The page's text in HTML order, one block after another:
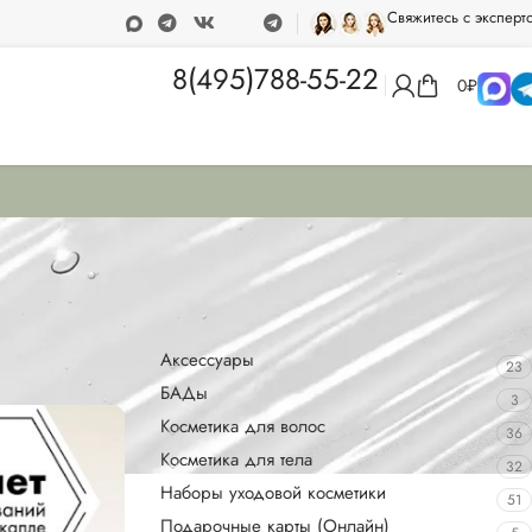
при покупке от 15 000 рублейПрограмма лояльности
Свяжитесь с
8(495)788-55-22 0₽
Категории товаров
Аксессуары 23
БАДы 3
Косметика для волос 36
Косметика для тела 32
Наборы уходовой косметики 51
Подарочные карты (Онлайн)